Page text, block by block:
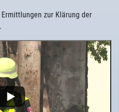
zur Klärung der